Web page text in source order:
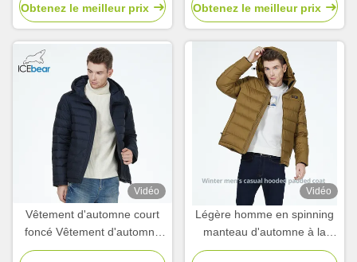
pour homme en automne
Vêtements de sport pour
homme en automne
Vêtements de sport pour
homme en hiver Vêtements
de sport pour homme en
hiver Vêtements de sport
pour homme en hiver
Vêtements de sport pour
homme en hiver Vêtements
de sport pour homme en
hiver Vêtements de sport
pour homme en hiver
Vêtements de sport pour
homme en hiver Vêtements
Obtenez le meilleur prix
d'automne pour les besoins
des clients
Obtenez le meilleur prix
Vidéo
Vêtement d'automne court
foncé Vêtement d'automne
pratique imperméable à
Vidéo
Légère homme en spinning
manteau d'automne à la
mode tissus durables